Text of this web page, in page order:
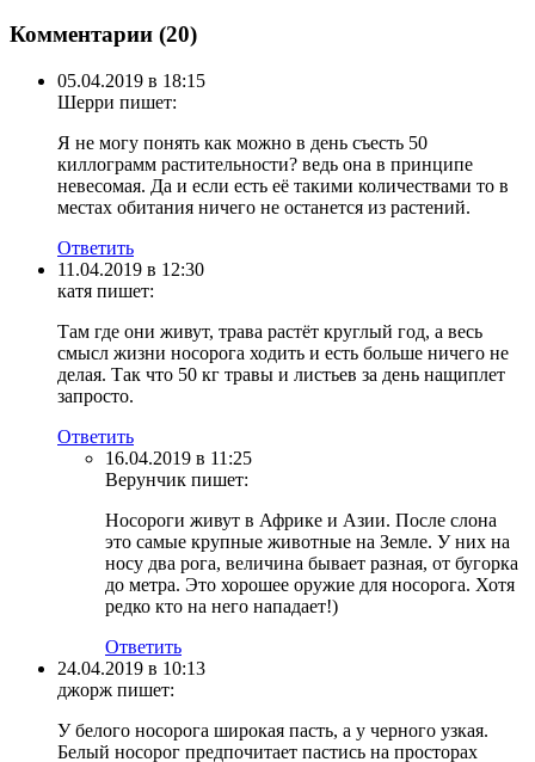
Комментарии (20)
05.04.2019 в 18:15
Шерри пишет:
Я не могу понять как можно в день съесть 50
киллограмм растительности? ведь она в принципе
невесомая. Да и если есть её такими количествами то в
местах обитания ничего не останется из растений.
Ответить
11.04.2019 в 12:30
катя пишет:
Там где они живут, трава растёт круглый год, а весь
смысл жизни носорога ходить и есть больше ничего не
делая. Так что 50 кг травы и листьев за день нащиплет
запросто.
Ответить
16.04.2019 в 11:25
Верунчик пишет:
Носороги живут в Африке и Азии. После слона
это самые крупные животные на Земле. У них на
носу два рога, величина бывает разная, от бугорка
до метра. Это хорошее оружие для носорога. Хотя
редко кто на него нападает!)
Ответить
24.04.2019 в 10:13
джорж пишет:
У белого носорога широкая пасть, а у черного узкая.
Белый носорог предпочитает пастись на просторах